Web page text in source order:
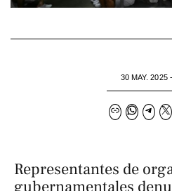
30 MAY. 2025
Representantes de
gubernamentales